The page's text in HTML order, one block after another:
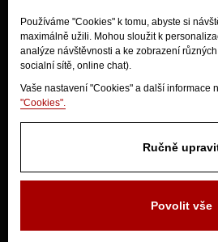
Používáme "Cookies" k tomu, abyste si
maximálně užili. Mohou sloužit k
analýze návštěvnosti a ke zobrazení
socialní sítě, online chat).
Vaše nastavení "Cookies" a další informace
"Cookies".
Ručně
Povolit vše
Jak nakupovat?
Obchodní podmínky
Doprava
Odstoupení od kupní smlouvy
280 02 Kolín